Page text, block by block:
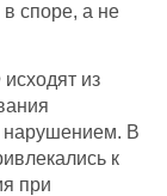
споре, а не
из
нарушением. В
к
при